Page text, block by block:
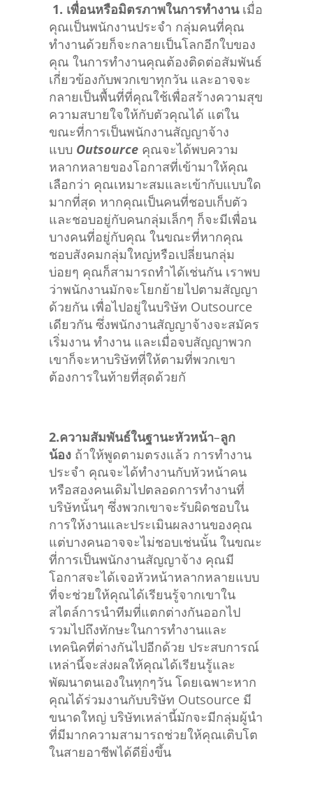
1. เพื่อนหรือมิตรภาพในการทำงานเมื่อ
คุณเป็นพนักงานประจำ กลุ่มคนที่คุณ
ทำงานด้วยก็จะกลายเป็นโลกอีกใบของ
คุณ ในการทำงานคุณต้องติดต่อสัมพันธ์
เกี่ยวข้องกับพวกเขาทุกวัน และอาจจะ
กลายเป็นพื้นที่ที่คุณใช้เพื่อสร้างความสุข
ความสบายใจให้กับตัวคุณได้ แต่ใน
ขณะที่การเป็นพนักงานสัญญาจ้าง
แบบ Outsource คุณจะได้พบความ
หลากหลายของโอกาสที่เข้ามาให้คุณ
เลือกว่า คุณเหมาะสมและเข้ากับแบบใด
มากที่สุด หากคุณเป็นคนที่ชอบเก็บตัว
และชอบอยู่กับคนกลุ่มเล็กๆ ก็จะมีเพื่อน
บางคนที่อยู่กับคุณ ในขณะที่หากคุณ
ชอบสังคมกลุ่มใหญ่หรือเปลี่ยนกลุ่ม
บ่อยๆ คุณก็สามารถทำได้เช่นกัน เราพบ
ว่าพนักงานมักจะโยกย้ายไปตามสัญญา
ด้วยกัน เพื่อไปอยู่ในบริษัท Outsource
เดียวกัน ซึ่งพนักงานสัญญาจ้างจะสมัคร
เริ่มงาน ทำงาน และเมื่อจบสัญญาพวก
เขาก็จะหาบริษัทที่ให้ตามที่พวกเขา
ต้องการในท้ายที่สุดด้วยกั
2.ความสัมพันธ์ในฐานะหัวหน้า–ลูก
น้อง ถ้าให้พูดตามตรงแล้ว การทำงาน
ประจำ คุณจะได้ทำงานกับหัวหน้าคน
หรือสองคนเดิมไปตลอดการทำงานที่
บริษัทนั้นๆ ซึ่งพวกเขาจะรับผิดชอบใน
การให้งานและประเมินผลงานของคุณ
แต่บางคนอาจจะไม่ชอบเช่นนั้น ในขณะ
ที่การเป็นพนักงานสัญญาจ้าง คุณมี
โอกาสจะได้เจอหัวหน้าหลากหลายแบบ
ที่จะช่วยให้คุณได้เรียนรู้จากเขาใน
สไตล์การนำทีมที่แตกต่างกันออกไป
รวมไปถึงทักษะในการทำงานและ
เทคนิคที่ต่างกันไปอีกด้วย ประสบการณ์
เหล่านี้จะส่งผลให้คุณได้เรียนรู้และ
พัฒนาตนเองในทุกๆวัน โดยเฉพาะหาก
คุณได้ร่วมงานกับบริษัท Outsource มี
ขนาดใหญ่ บริษัทเหล่านี้มักจะมีกลุ่มผู้นำ
ที่มีมากความสามารถช่วยให้คุณเติบโต
ในสายอาชีพได้ดียิ่งขึ้น